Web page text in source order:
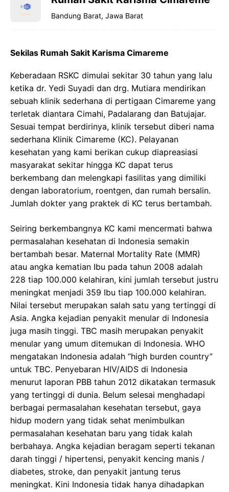
Bandung Barat, Jawa Barat
Sekilas Rumah Sakit Karisma Cimareme
Keberadaan RSKC dimulai sekitar 30 tahun yang lalu
ketika dr. Yedi Suyadi dan drg. Mutiara mendirikan
sebuah klinik sederhana di pertigaan Cimareme yang
terletak diantara Cimahi, Padalarang dan Batujajar.
Sesuai tempat berdirinya, klinik tersebut diberi nama
sederhana Klinik Cimareme (KC). Pelayanan
kesehatan yang kami berikan cukup diapreasiasi
masyarakat sekitar hingga KC dapat terus
berkembang dan melengkapi fasilitas yang dimiliki
dengan laboratorium, roentgen, dan rumah bersalin.
Jumlah dokter yang praktek di KC terus bertambah.
Seiring berkembangnya KC kami mencermati bahwa
permasalahan kesehatan di Indonesia semakin
bertambah besar. Maternal Mortality Rate (MMR)
atau angka kematian Ibu pada tahun 2008 adalah
228 tiap 100.000 kelahiran, kini jumlah tersebut justru
meningkat menjadi 359 Ibu tiap 100.000 kelahiran.
Nilai tersebut merupakan salah satu yang tertinggi di
Asia. Angka kejadian penyakit menular di Indonesia
juga masih tinggi. TBC masih merupakan penyakit
menular yang umum ditemukan di Indonesia. WHO
mengatakan Indonesia adalah “high burden country”
untuk TBC. Penyebaran HIV/AIDS di Indonesia
menurut laporan PBB tahun 2012 dikatakan termasuk
yang tertinggi di dunia. Belum selesai menghadapi
berbagai permasalahan kesehatan tersebut, gaya
hidup modern yang tidak sehat menimbulkan
permasalahan kesehatan baru yang tidak kalah
berbahaya. Angka kejadian beragam seperti tekanan
darah tinggi / hipertensi, penyakit kencing manis /
diabetes, stroke, dan penyakit jantung terus
meningkat. Kini Indonesia tidak hanya dihadapkan